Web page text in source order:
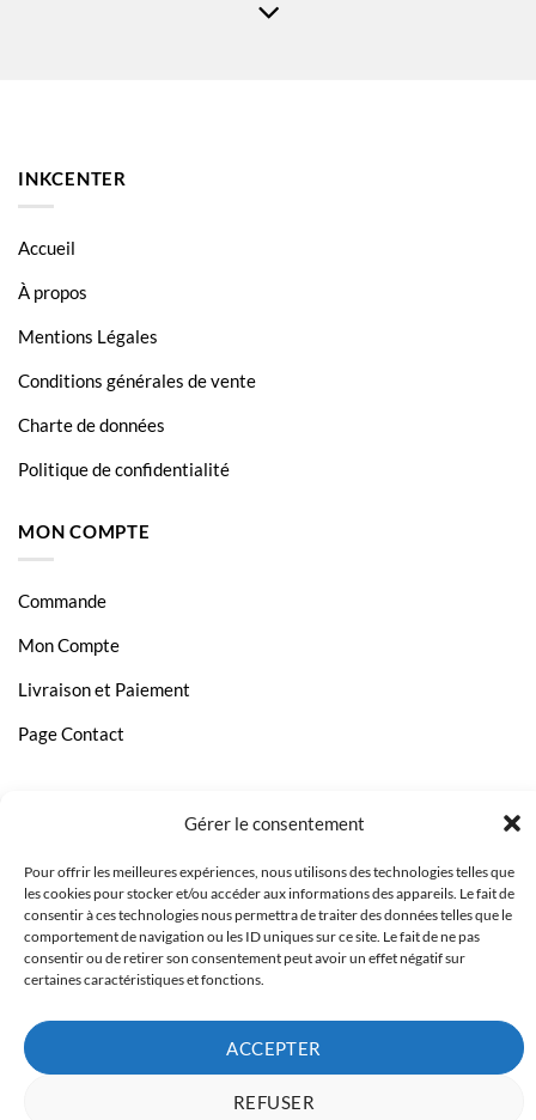
Gérer le consentement
Pour offrir les meilleures expériences, nous utilisons des technologies telles que
les cookies pour stocker et/ou accéder aux informations des appareils. Le fait de
consentir à ces technologies nous permettra de traiter des données telles que le
comportement de navigation ou les ID uniques sur ce site. Le fait de ne pas
consentir ou de retirer son consentement peut avoir un effet négatif sur
certaines caractéristiques et fonctions.
ACCEPTER
REFUSER
HP DeskJet D 2668
HP DeskJet D 5500 Series
HP DeskJet D 5563
HP DeskJet D 5660
HP DeskJet D2560
HP DeskJet D2660
HP DeskJet D2680
HP DeskJet D5560
HP DeskJet F 2488
HP DeskJet F 4200
HP DeskJet F 4230
HP DeskJet F 4238
HP DeskJet F 4250
HP DeskJet F 4274
INKCENTER
Accueil
À propos
Mentions Légales
Conditions générales de vente
Charte de données
Politique de confidentialité
MON COMPTE
Commande
Mon Compte
Livraison et Paiement
Page Contact
Copyright 2023 © Inkcenter - Webdesign byMedia84